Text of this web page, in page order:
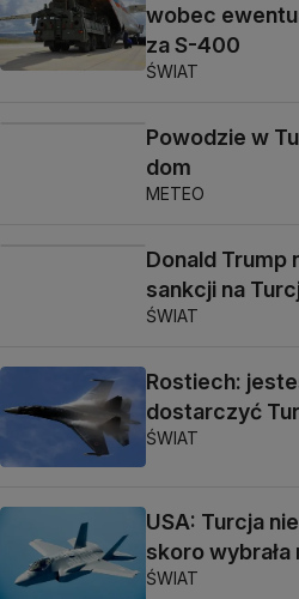
wobec
za S-400
ŚWIAT
Powodzie w
dom
METEO
Donald Trump
sankcji na
ŚWIAT
Rostiech:
dostarczyć
ŚWIAT
USA: Turcja
skoro
ŚWIAT